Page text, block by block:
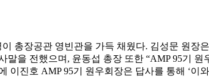
총장공관 영빈관을 가득 채웠다. 김성문 원장
을 전했으며, 윤동섭 총장 또한 “AMP 95기 원
진호 AMP 95기 원우회장은 답사를 통해 ‘이